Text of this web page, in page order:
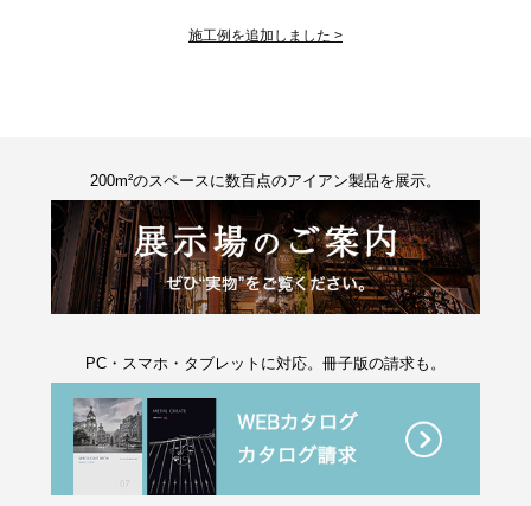
施工例を追加しました >
200m²のスペースに数百点のアイアン製品を展示。
PC・スマホ・タブレットに対応。冊子版の請求も。